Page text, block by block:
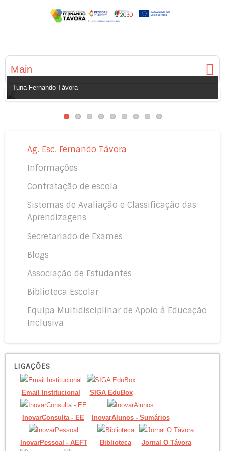
Main
Tuna Fernando Távora
Ag. Esc. Fernando Távora
Informações
Contratação de escola
Sistemas de Avaliação e Classificação das
Aprendizagens
Secretariado de Exames
Blogs
Associação de Estudantes
Biblioteca Escolar
Equipa Multidisciplinar de Apoio à Educação
Inclusiva
LIGAÇÕES
Email Institucional SIGA EduBox
InovarConsulta - EE InovarAlunos - Sumários
InovarPessoal - AEFT Biblioteca Jornal O Távora